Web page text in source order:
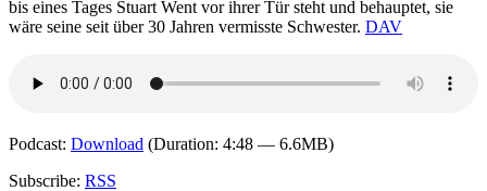
bis eines Tages Stuart Went vor ihrer Tür steht und behauptet, sie
wäre seine seit über 30 Jahren vermisste Schwester. DAV
Podcast: Download (Duration: 4:48 — 6.6MB)
Subscribe: RSS